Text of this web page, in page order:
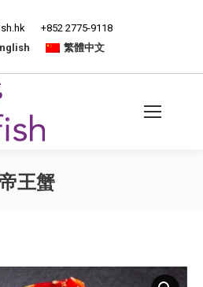
+852 2775-9118
繁體中文
王蟹